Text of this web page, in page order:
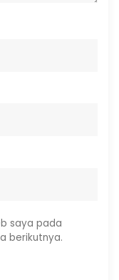
saya pada
berikutnya.